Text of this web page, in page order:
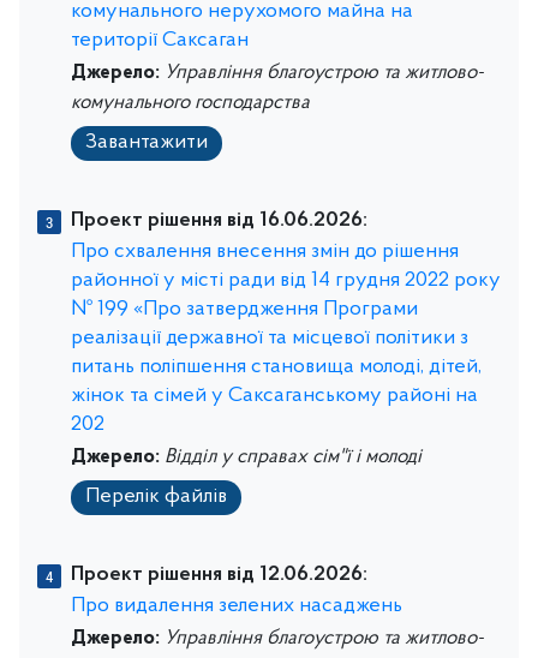
комунального нерухомого майна на
території Саксаган
Джерело: Управління благоустрою та житлово-
комунального господарства
Завантажити
Проект рішення від 16.06.2026:
Про схвалення внесення змін до рішення
районної у місті ради від 14 грудня 2022 року
№ 199 «Про затвердження Програми
реалізації державної та місцевої політики з
питань поліпшення становища молоді, дітей,
жінок та сімей у Саксаганському районі на
202
Джерело: Відділ у справах сім"ї і молоді
Перелік файлів
Проект рішення від 12.06.2026:
Про видалення зелених насаджень
Джерело: Управління благоустрою та житлово-